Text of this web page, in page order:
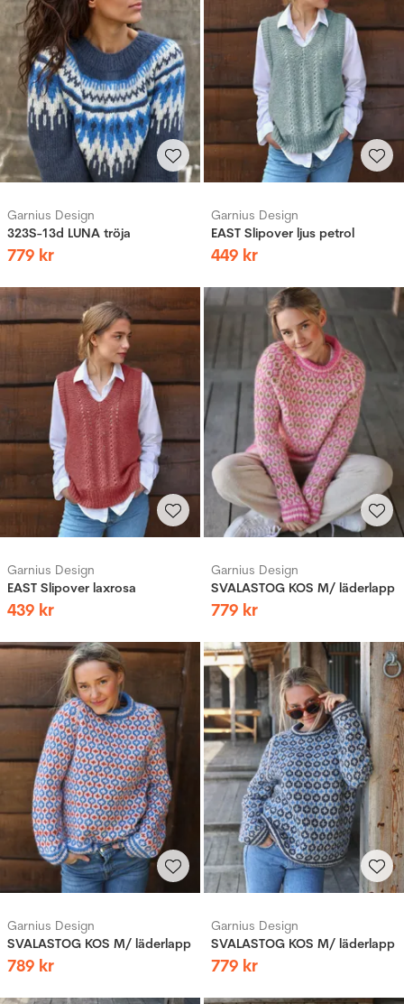
Garnius Design
323S-13d LUNA tröja
779 kr
Garnius Design
EAST Slipover ljus petrol
449 kr
Garnius Design
EAST Slipover laxrosa
439 kr
Garnius Design
SVALASTOG KOS M/ läderlapp
779 kr
Garnius Design
SVALASTOG KOS M/ läderlapp
789 kr
Garnius Design
SVALASTOG KOS M/ läderlapp
779 kr